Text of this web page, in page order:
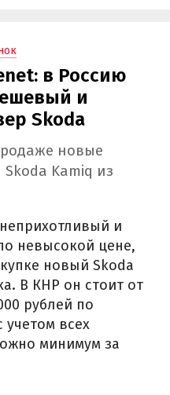
в Россию
и
Skoda
новые
Kamiq из
и
невысокой цене,
новый Skoda
В КНР он стоит от
рублей по
учетом всех
минимум за